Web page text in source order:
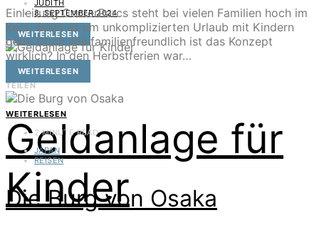
JUDITH
8. SEPTEMBER 2024
WEITERLESEN
ANLEGEN
FINANZEN
Geldanlage für
Kinder
Einleitung CenterParcs steht bei vielen Familien hoch im
Kurs, wenn es um unkomplizierten Urlaub mit Kindern
geht. Doch wie familienfreundlich ist das Konzept
wirklich? In den Herbstferien war…
WEITERLESEN
TEILEN
WEITERLESEN
2 MINUTE READ
JAPAN
REISEN
Die Burg von Osaka